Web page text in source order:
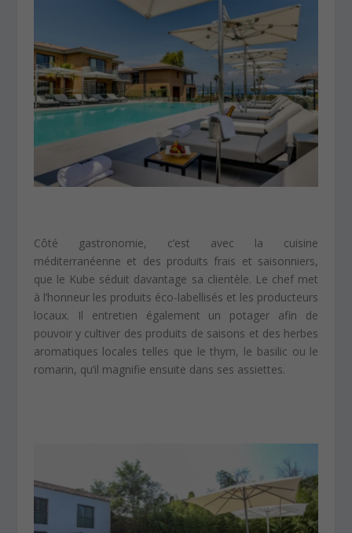
Côté gastronomie, c’est avec la cuisine
méditerranéenne et des produits frais et saisonniers,
que le Kube séduit davantage sa clientèle. Le chef met
à l’honneur les produits éco-labellisés et les producteurs
locaux. Il entretien également un potager afin de
pouvoir y cultiver des produits de saisons et des herbes
aromatiques locales telles que le thym, le basilic ou le
romarin, qu’il magnifie ensuite dans ses assiettes.